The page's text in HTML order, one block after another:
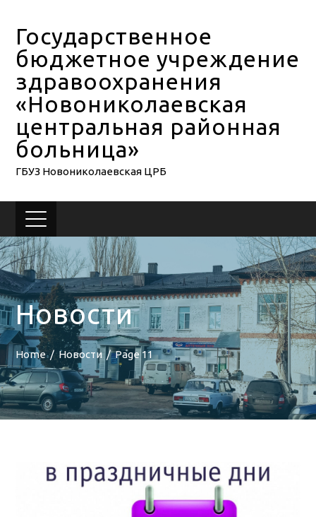
Государственное
бюджетное учреждение
здравоохранения
«Новониколаевская
центральная районная
больница»
ГБУЗ Новониколаевская ЦРБ
Новости
Home Новости Page 11